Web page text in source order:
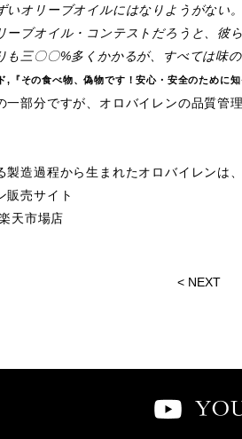
いオリーブオイルにはなりようがない。
ーブオイル・コンテストだろうと、彼
も三〇〇%多くかかるが、すべては味
,『その食べ物、偽物です！安心・安全のために
一部分ですが、オロバイレンの品質管
製造過程から生まれたオロバイレンは
販売サイト
天市場店
< NEXT